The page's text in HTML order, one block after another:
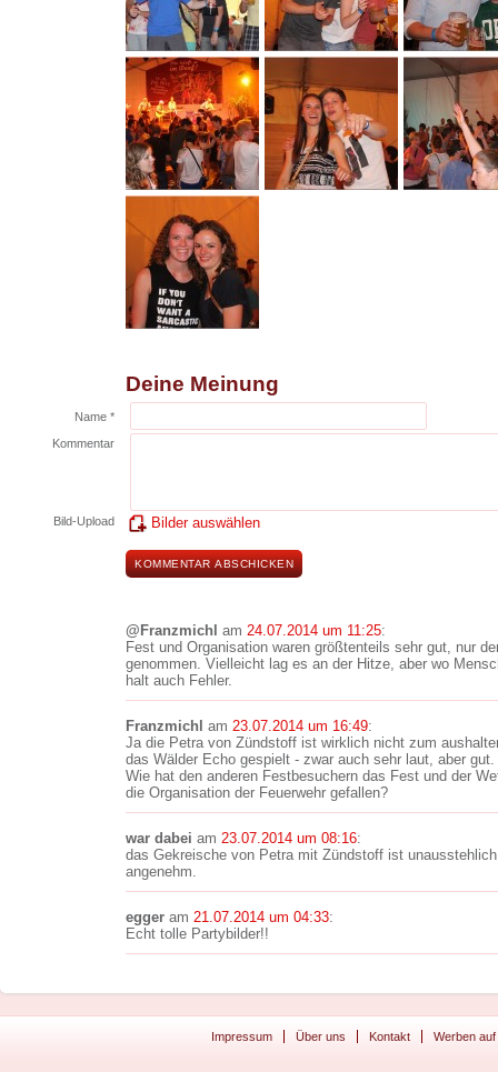
Deine Meinung
Name *
Kommentar
Bild-Upload Bilder auswählen
@Franzmichl am 24.07.2014 um 11:25:
Fest und Organisation waren größtenteils sehr gut, nur
genommen. Vielleicht lag es an der Hitze, aber wo
halt auch Fehler.
Franzmichl am 23.07.2014 um 16:49:
Ja die Petra von Zündstoff ist wirklich nicht zum
das Wälder Echo gespielt - zwar auch sehr laut, aber gut.
Wie hat den anderen Festbesuchern das Fest und der
die Organisation der Feuerwehr gefallen?
war dabei am 23.07.2014 um 08:16:
das Gekreische von Petra mit Zündstoff ist
angenehm.
egger am 21.07.2014 um 04:33:
Echt tolle Partybilder!!
Impressum Über uns Kontakt Werben